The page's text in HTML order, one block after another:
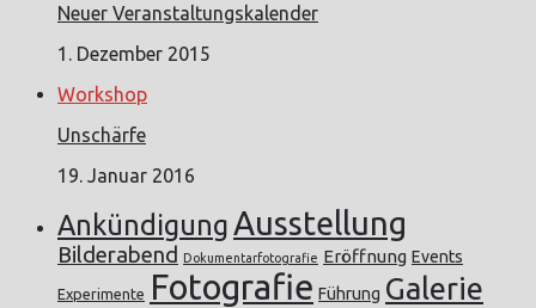
Neuer Veranstaltungskalender
1. Dezember 2015
Workshop
Unschärfe
19. Januar 2016
Ankündigung Ausstellung
Bilderabend Dokumentarfotografie Eröffnung Events
Experimente Fotografie Führung Galerie